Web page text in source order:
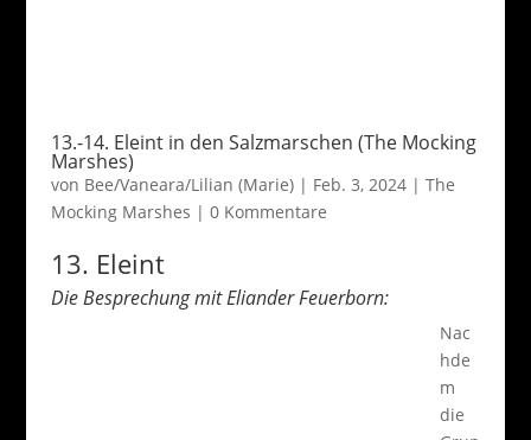
13.-14. Eleint in den Salzmarschen (The Mocking
Marshes)
von Bee/Vaneara/Lilian (Marie)| Feb. 3, 2024| The
Mocking Marshes | 0 Kommentare
13. Eleint
Die Besprechung mit Eliander Feuerborn:
Nac
hde
m
die